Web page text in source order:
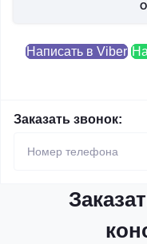
Написать в Viber
Заказать звонок: